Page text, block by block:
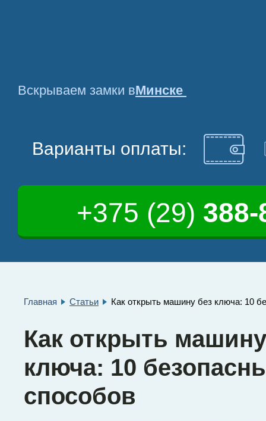
+375 (29) 388-
Вскрываем замки вМинске
Варианты оплаты:
Главная Статьи Как открыть машину без ключа: 10
Как открыть
ключа: 10
способов